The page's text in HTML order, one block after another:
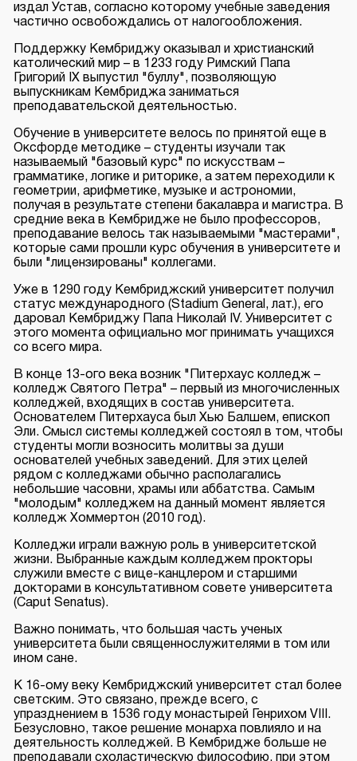
издал Устав, согласно которому учебные заведения
частично освобождались от налогообложения.
Поддержку Кембриджу оказывал и христианский
католический мир – в 1233 году Римский Папа
Григорий IX выпустил "буллу", позволяющую
выпускникам Кембриджа заниматься
преподавательской деятельностью.
Обучение в университете велось по принятой еще в
Оксфорде методике – студенты изучали так
называемый "базовый курс" по искусствам –
грамматике, логике и риторике, а затем переходили к
геометрии, арифметике, музыке и астрономии,
получая в результате степени бакалавра и магистра. В
средние века в Кембридже не было профессоров,
преподавание велось так называемыми "мастерами",
которые сами прошли курс обучения в университете и
были "лицензированы" коллегами.
Уже в 1290 году Кембриджский университет получил
статус международного (Stadium General, лат.), его
даровал Кембриджу Папа Николай IV. Университет с
этого момента официально мог принимать учащихся
со всего мира.
В конце 13-ого века возник "Питерхаус колледж –
колледж Святого Петра" – первый из многочисленных
колледжей, входящих в состав университета.
Основателем Питерхауса был Хью Балшем, епископ
Эли. Смысл системы колледжей состоял в том, чтобы
студенты могли возносить молитвы за души
основателей учебных заведений. Для этих целей
рядом с колледжами обычно располагались
небольшие часовни, храмы или аббатства. Самым
"молодым" колледжем на данный момент является
колледж Хоммертон (2010 год).
Колледжи играли важную роль в университетской
жизни. Выбранные каждым колледжем прокторы
служили вместе с вице-канцлером и старшими
докторами в консультативном совете университета
(Caput Senatus).
Важно понимать, что большая часть ученых
университета были священнослужителями в том или
ином сане.
К 16-ому веку Кембриджский университет стал более
светским. Это связано, прежде всего, с
упразднением в 1536 году монастырей Генрихом VIII.
Безусловно, такое решение монарха повлияло и на
деятельность колледжей. В Кембридже больше не
преподавали схоластическую философию, при этом